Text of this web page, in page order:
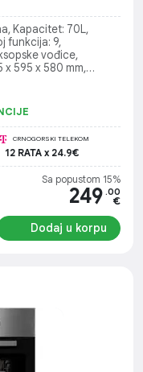
Kapacitet: 70L,
funkcija: 9,
vođice,
x 595 x 580 mm,
CRNOGORSKI TELEKOM
12 RATA x 24.9€
Sa popustom 15%
249 .00
€
Dodaj u korpu